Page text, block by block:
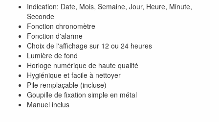
Indication: Date, Mois, Semaine, Jour, Heure, Minute,
Seconde
Fonction chronomètre
Fonction d'alarme
Choix de l'affichage sur 12 ou 24 heures
Lumière de fond
Horloge numérique de haute qualité
Hygiénique et facile à nettoyer
Pile remplaçable (incluse)
Goupille de fixation simple en métal
Manuel inclus